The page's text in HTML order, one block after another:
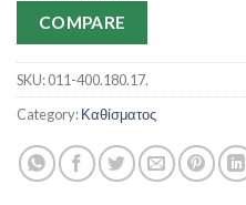
COMPARE
SKU:011-400.180.17.
Category:Καθίσματος